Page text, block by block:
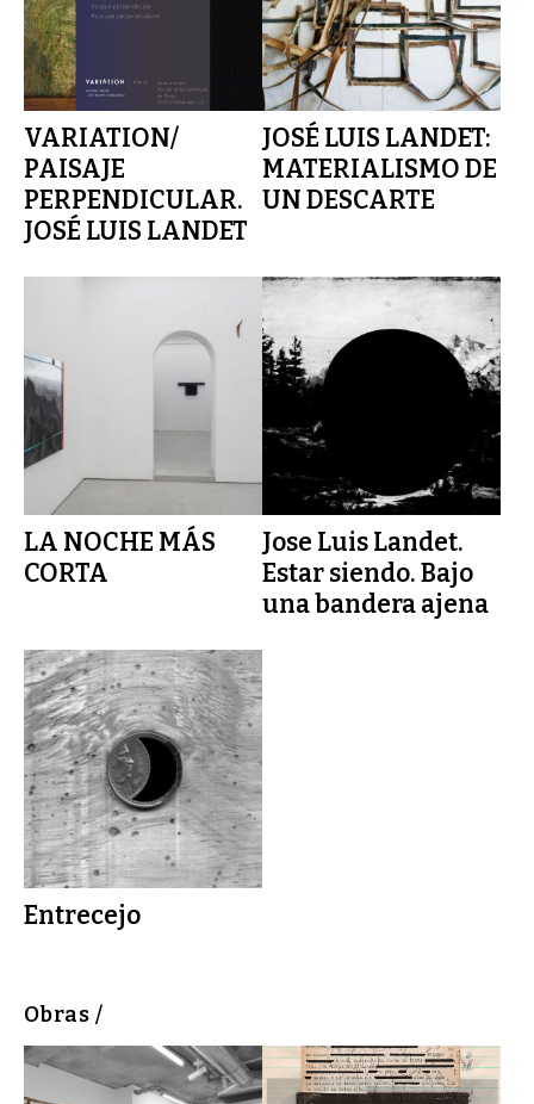
VARIATION/
PAISAJE
PERPENDICULAR.
JOSÉ LUIS LANDET
JOSÉ LUIS LANDET:
MATERIALISMO DE
UN DESCARTE
LA NOCHE MÁS
CORTA
Jose Luis Landet.
Estar siendo. Bajo
una bandera ajena
Entrecejo
Obras /